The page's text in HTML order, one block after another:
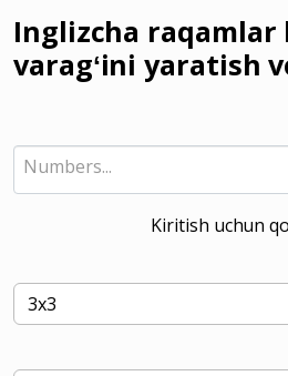
Inglizcha raqamlar
varagʻini yaratish
Kiritish uchun